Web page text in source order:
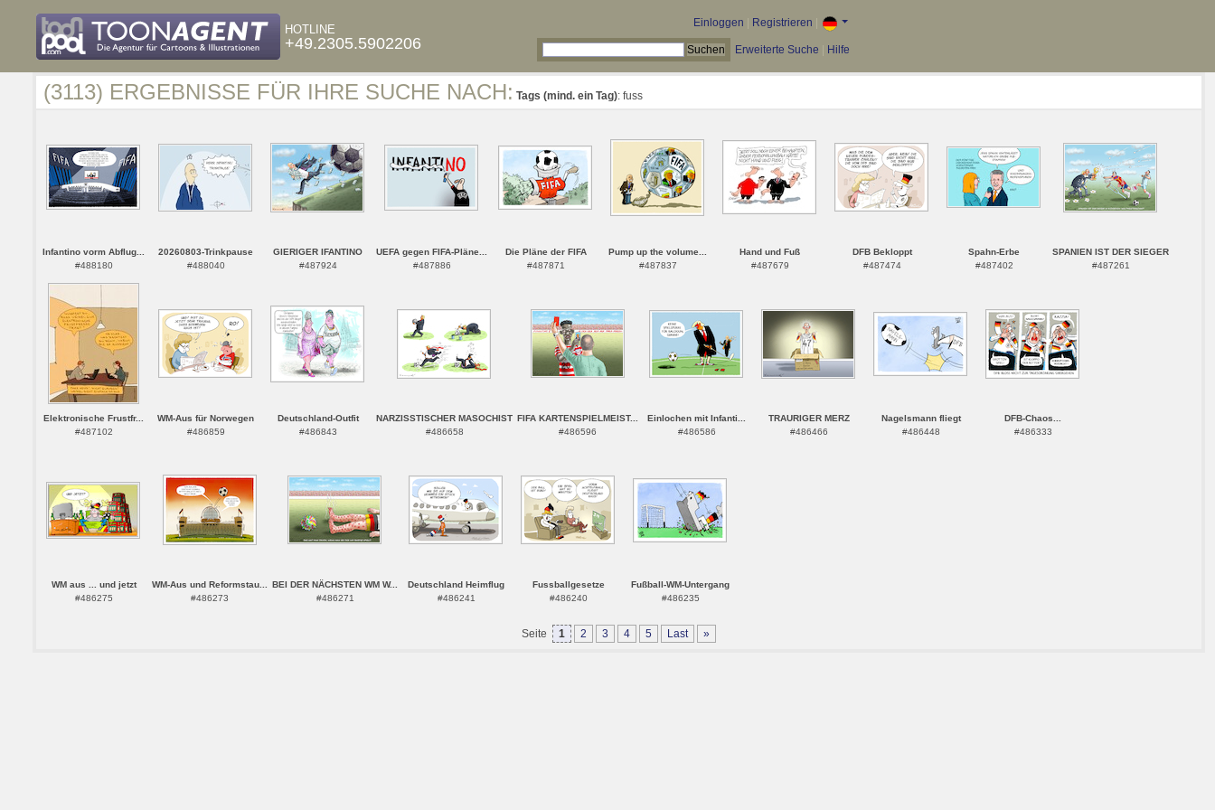
HOTLINE
+49.2305.5902206
Einloggen Registrieren
Erweiterte Suche Hilfe
(3113) ERGEBNISSE FÜR IHRE SUCHE NACH: Tags (mind. ein Tag): fuss
Infantino vorm Abflug...
#488180
20260803-Trinkpause
#488040
GIERIGER IFANTINO
#487924
UEFA gegen FIFA-Pläne...
#487886
Die Pläne der FIFA
#487871
Pump up the volume...
#487837
Hand und Fuß
#487679
DFB Bekloppt
#487474
Spahn-Erbe
#487402
SPANIEN IST DER SIEGER
#487261
Elektronische Frustfr...
#487102
WM-Aus für Norwegen
#486859
Deutschland-Outfit
#486843
NARZISSTISCHER MASOCHIST
#486658
FIFA KARTENSPIELMEIST...
#486596
Einlochen mit Infanti...
#486586
TRAURIGER MERZ
#486466
Nagelsmann fliegt
#486448
DFB-Chaos...
#486333
WM aus ... und jetzt
#486275
WM-Aus und Reformstau...
#486273
BEI DER NÄCHSTEN WM W...
#486271
Deutschland Heimflug
#486241
Fussballgesetze
#486240
Fußball-WM-Untergang
#486235
Seite 1 2 3 4 5 Last »